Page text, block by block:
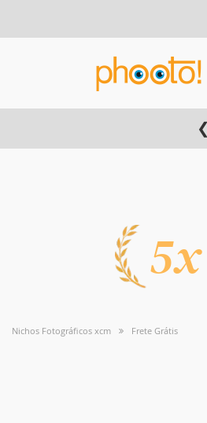
❮
5x
Nichos Fotográficos xcm Frete Grátis